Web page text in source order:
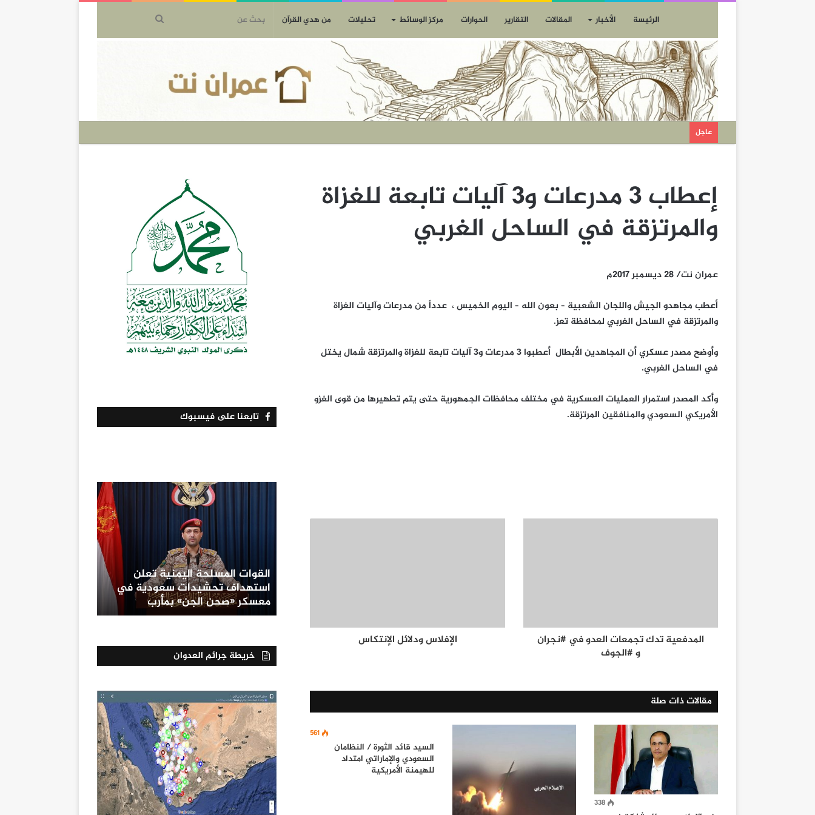
الرئيسة الأخبار المقالات التقارير الحوارات مركز الوسائط تحليلات من هدي القرآن
عاجل
إعطاب 3 مدرعات و3 آليات تابعة للغزاة
والمرتزقة في الساحل الغربي
عمران نت/ 28 ديسمبر 2017م
أعطب مجاهدو الجيش واللجان الشعبية – بعون الله – اليوم الخميس ، عدداً من مدرعات وآليات الغزاة
والمرتزقة في الساحل الغربي لمحافظة تعز.
وأوضح مصدر عسكري أن المجاهدين الأبطال أعطبوا 3 مدرعات و3 آليات تابعة للغزاة والمرتزقة شمال يختل
في الساحل الغربي.
وأكد المصدر استمرار العمليات العسكرية في مختلف محافظات الجمهورية حتى يتم تطهيرها من قوى الغزو
الأمريكي السعودي والمنافقين المرتزقة.
المدفعية تدك تجمعات العدو في #نجران
و #الجوف
الإفلاس ودلائل الإنتكاس
مقالات ذات صلة
338
561
السيد قائد الثورة / النظامان
السعودي والإماراتي امتداد
للهيمنة الأمريكية
تابعنا على فيسبوك
القوات المسلحة اليمنية تعلن
استهداف تحشيدات سعودية في
معسكر «صحن الجن» بمأرب
خريطة جرائم العدوان